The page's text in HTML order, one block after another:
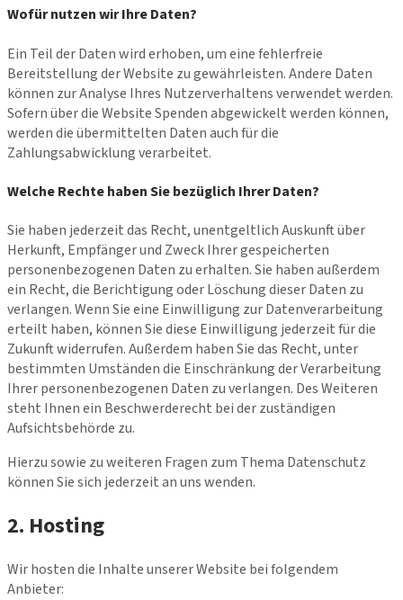
Wofür nutzen wir Ihre Daten?
Ein Teil der Daten wird erhoben, um eine fehlerfreie
Bereitstellung der Website zu gewährleisten. Andere Daten
können zur Analyse Ihres Nutzerverhaltens verwendet werden.
Sofern über die Website Spenden abgewickelt werden können,
werden die übermittelten Daten auch für die
Zahlungsabwicklung verarbeitet.
Welche Rechte haben Sie bezüglich Ihrer Daten?
Sie haben jederzeit das Recht, unentgeltlich Auskunft über
Herkunft, Empfänger und Zweck Ihrer gespeicherten
personenbezogenen Daten zu erhalten. Sie haben außerdem
ein Recht, die Berichtigung oder Löschung dieser Daten zu
verlangen. Wenn Sie eine Einwilligung zur Datenverarbeitung
erteilt haben, können Sie diese Einwilligung jederzeit für die
Zukunft widerrufen. Außerdem haben Sie das Recht, unter
bestimmten Umständen die Einschränkung der Verarbeitung
Ihrer personenbezogenen Daten zu verlangen. Des Weiteren
steht Ihnen ein Beschwerderecht bei der zuständigen
Aufsichtsbehörde zu.
Hierzu sowie zu weiteren Fragen zum Thema Datenschutz
können Sie sich jederzeit an uns wenden.
2. Hosting
Wir hosten die Inhalte unserer Website bei folgendem
Anbieter: